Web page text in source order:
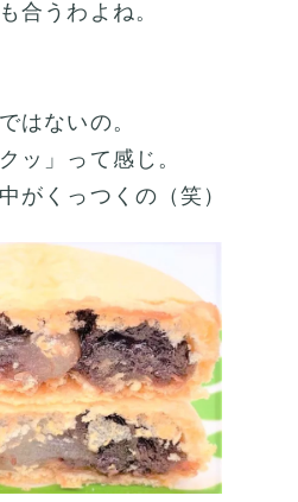
合うわよね。
はないの。
ッ」って感じ。
がくっつくの（笑）